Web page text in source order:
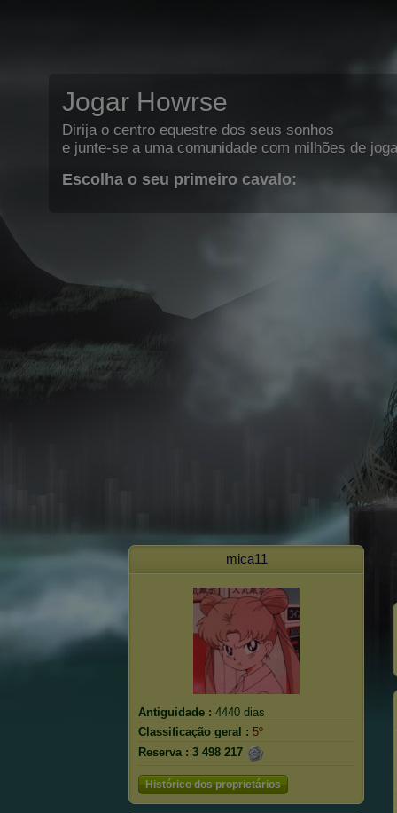
Jogar Howrse
Dirija o centro equestre dos seus sonhos
e junte-se a uma comunidade com milhões de
Escolha o seu primeiro cavalo:
mica11
Antiguidade : 4440 dias
Classificação geral : 5º
Reserva : 3 498 217
Histórico dos proprietários